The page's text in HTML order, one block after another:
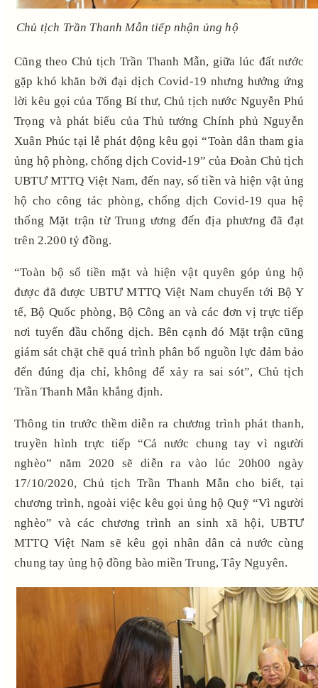
Chủ tịch Trần Thanh Mẫn tiếp nhận ủng hộ
Cũng theo Chủ tịch Trần Thanh Mẫn, giữa lúc đất nước
gặp khó khăn bởi đại dịch Covid-19 nhưng hưởng ứng
lời kêu gọi của Tổng Bí thư, Chủ tịch nước Nguyễn Phú
Trọng và phát biểu của Thủ tướng Chính phủ Nguyễn
Xuân Phúc tại lễ phát động kêu gọi “Toàn dân tham gia
ủng hộ phòng, chống dịch Covid-19” của Đoàn Chủ tịch
UBTƯ MTTQ Việt Nam, đến nay, số tiền và hiện vật ủng
hộ cho công tác phòng, chống dịch Covid-19 qua hệ
thống Mặt trận từ Trung ương đến địa phương đã đạt
trên 2.200 tỷ đồng.
“Toàn bộ số tiền mặt và hiện vật quyên góp ủng hộ
được đã được UBTƯ MTTQ Việt Nam chuyển tới Bộ Y
tế, Bộ Quốc phòng, Bộ Công an và các đơn vị trực tiếp
nơi tuyến đầu chống dịch. Bên cạnh đó Mặt trận cũng
giám sát chặt chẽ quá trình phân bổ nguồn lực đảm bảo
đến đúng địa chỉ, không để xảy ra sai sót”, Chủ tịch
Trần Thanh Mẫn khẳng định.
Thông tin trước thềm diễn ra chương trình phát thanh,
truyền hình trực tiếp “Cả nước chung tay vì người
nghèo” năm 2020 sẽ diễn ra vào lúc 20h00 ngày
17/10/2020, Chủ tịch Trần Thanh Mẫn cho biết, tại
chương trình, ngoài việc kêu gọi ủng hộ Quỹ “Vì người
nghèo” và các chương trình an sinh xã hội, UBTƯ
MTTQ Việt Nam sẽ kêu gọi nhân dân cả nước cùng
chung tay ủng hộ đồng bào miền Trung, Tây Nguyên.